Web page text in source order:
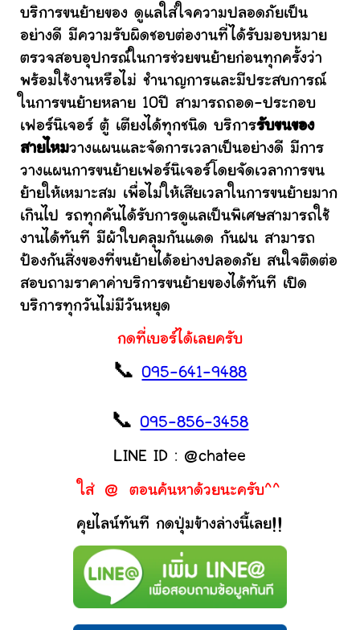
บริการขนย้ายของ ดูแลใส่ใจความปลอดภัยเป็น
อย่างดี มีความรับผิดชอบต่องานที่ได้รับมอบหมาย
ตรวจสอบอุปกรณ์ในการช่วยขนย้ายก่อนทุกครั้งว่า
พร้อมใช้งานหรือไม่ ชำนาญการและมีประสบการณ์
ในการขนย้ายหลาย 10ปี สามารถถอด-ประกอบ
เฟอร์นิเจอร์ ตู้ เตียงได้ทุกชนิด บริการรับขนของ
สายไหมวางแผนและจัดการเวลาเป็นอย่างดี มีการ
วางแผนการขนย้ายเฟอร์นิเจอร์โดยจัดเวลาการขน
ย้ายให้เหมาะสม เพื่อไม่ให้เสียเวลาในการขนย้ายมาก
เกินไป รถทุกคันได้รับการดูแลเป็นพิเศษสามารถใช้
งานได้ทันที มีผ้าใบคลุมกันแดด กันฝน สามารถ
ป้องกันสิ่งของที่ขนย้ายได้อย่างปลอดภัย สนใจติดต่อ
สอบถามราคาค่าบริการขนย้ายของได้ทันที เปิด
บริการทุกวันไม่มีวันหยุด
กดที่เบอร์ได้เลยครับ
📞095-641-9488
📞095-856-3458
LINE ID : @chatee
ใส่ @ ตอนค้นหาด้วยนะครับ^^
คุยไลน์ทันที กดปุ่มข้างล่างนี้เลย!!